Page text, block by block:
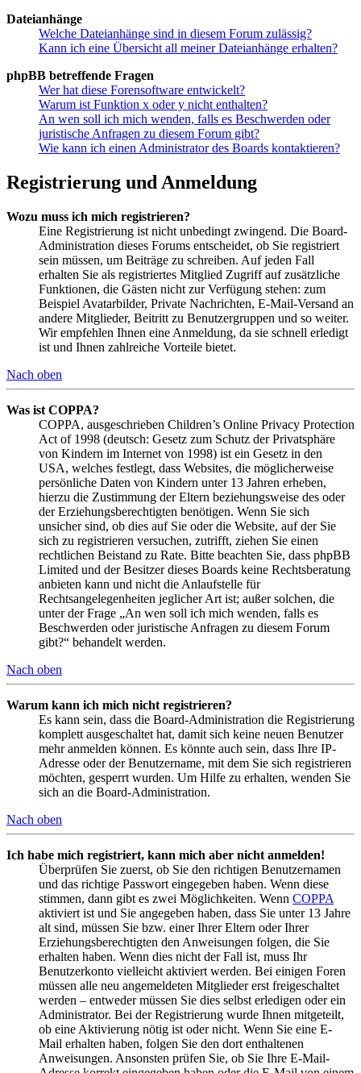
Dateianhänge
Welche Dateianhänge sind in diesem Forum zulässig?
Kann ich eine Übersicht all meiner Dateianhänge erhalten?
phpBB betreffende Fragen
Wer hat diese Forensoftware entwickelt?
Warum ist Funktion x oder y nicht enthalten?
An wen soll ich mich wenden, falls es Beschwerden oder
juristische Anfragen zu diesem Forum gibt?
Wie kann ich einen Administrator des Boards kontaktieren?
Registrierung und Anmeldung
Wozu muss ich mich registrieren?
Eine Registrierung ist nicht unbedingt zwingend. Die Board-
Administration dieses Forums entscheidet, ob Sie registriert
sein müssen, um Beiträge zu schreiben. Auf jeden Fall
erhalten Sie als registriertes Mitglied Zugriff auf zusätzliche
Funktionen, die Gästen nicht zur Verfügung stehen: zum
Beispiel Avatarbilder, Private Nachrichten, E-Mail-Versand an
andere Mitglieder, Beitritt zu Benutzergruppen und so weiter.
Wir empfehlen Ihnen eine Anmeldung, da sie schnell erledigt
ist und Ihnen zahlreiche Vorteile bietet.
Nach oben
Was ist COPPA?
COPPA, ausgeschrieben Children’s Online Privacy Protection
Act of 1998 (deutsch: Gesetz zum Schutz der Privatsphäre
von Kindern im Internet von 1998) ist ein Gesetz in den
USA, welches festlegt, dass Websites, die möglicherweise
persönliche Daten von Kindern unter 13 Jahren erheben,
hierzu die Zustimmung der Eltern beziehungsweise des oder
der Erziehungsberechtigten benötigen. Wenn Sie sich
unsicher sind, ob dies auf Sie oder die Website, auf der Sie
sich zu registrieren versuchen, zutrifft, ziehen Sie einen
rechtlichen Beistand zu Rate. Bitte beachten Sie, dass phpBB
Limited und der Besitzer dieses Boards keine Rechtsberatung
anbieten kann und nicht die Anlaufstelle für
Rechtsangelegenheiten jeglicher Art ist; außer solchen, die
unter der Frage „An wen soll ich mich wenden, falls es
Beschwerden oder juristische Anfragen zu diesem Forum
gibt?“ behandelt werden.
Nach oben
Warum kann ich mich nicht registrieren?
Es kann sein, dass die Board-Administration die Registrierung
komplett ausgeschaltet hat, damit sich keine neuen Benutzer
mehr anmelden können. Es könnte auch sein, dass Ihre IP-
Adresse oder der Benutzername, mit dem Sie sich registrieren
möchten, gesperrt wurden. Um Hilfe zu erhalten, wenden Sie
sich an die Board-Administration.
Nach oben
Ich habe mich registriert, kann mich aber nicht anmelden!
Überprüfen Sie zuerst, ob Sie den richtigen Benutzernamen
und das richtige Passwort eingegeben haben. Wenn diese
stimmen, dann gibt es zwei Möglichkeiten. Wenn COPPA
aktiviert ist und Sie angegeben haben, dass Sie unter 13 Jahre
alt sind, müssen Sie bzw. einer Ihrer Eltern oder Ihrer
Erziehungsberechtigten den Anweisungen folgen, die Sie
erhalten haben. Wenn dies nicht der Fall ist, muss Ihr
Benutzerkonto vielleicht aktiviert werden. Bei einigen Foren
müssen alle neu angemeldeten Mitglieder erst freigeschaltet
werden – entweder müssen Sie dies selbst erledigen oder ein
Administrator. Bei der Registrierung wurde Ihnen mitgeteilt,
ob eine Aktivierung nötig ist oder nicht. Wenn Sie eine E-
Mail erhalten haben, folgen Sie den dort enthaltenen
Anweisungen. Ansonsten prüfen Sie, ob Sie Ihre E-Mail-